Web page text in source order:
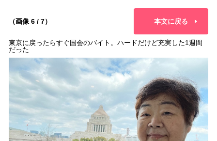
（画像 6 / 7） 本文に戻る
東京に戻ったらすぐ国会のバイト。ハードだけど充実した1週間
だった